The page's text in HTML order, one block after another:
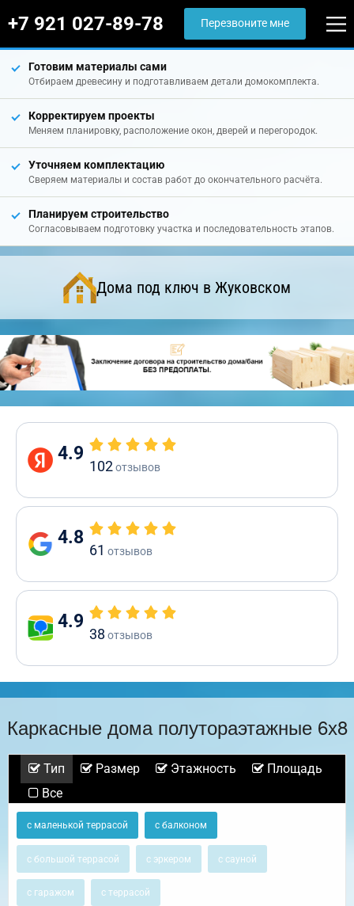
+7 921 027-89-78 Перезвоните мне
Готовим материалы сами
Отбираем древесину и подготавливаем детали домокомплекта.
Корректируем проекты
Меняем планировку, расположение окон, дверей и перегородок.
Уточняем комплектацию
Сверяем материалы и состав работ до окончательного расчёта.
Планируем строительство
Согласовываем подготовку участка и последовательность этапов.
Дома под ключ в Жуковском
4.9
102отзывов
4.8
61 отзывов
4.9
38 отзывов
Каркасные дома полутораэтажные 6х8
Тип Размер Этажность
Площадь
Все
с маленькой террасой с балконом
с большой террасой с эркером с сауной
с гаражом с террасой